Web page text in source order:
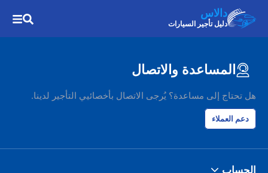
دالاس
دليل تأجير السيارات
المساعدة والاتصال
هل تحتاج إلى مساعدة؟ يُرجى الاتصال بأخصائيي التأجير لدينا.
دعم العملاء
الحساب